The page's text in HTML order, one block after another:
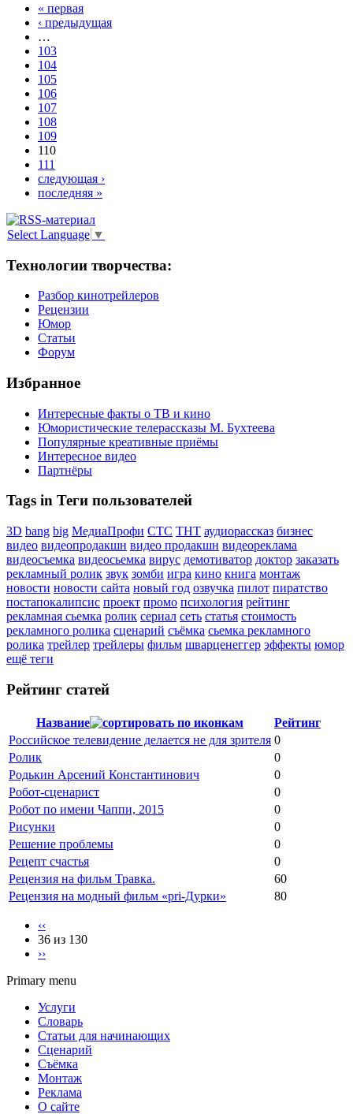
« первая
‹ предыдущая
…
103
104
105
106
107
108
109
110
111
следующая ›
последняя »
Select Language ▼
Технологии творчества:
Разбор кинотрейлеров
Рецензии
Юмор
Статьи
Форум
Избранное
Интересные факты о ТВ и кино
Юмористические телерассказы М. Бухтеева
Популярные креативные приёмы
Интересное видео
Партнёры
Tags in Теги пользователей
3D bang big МедиаПрофи СТС ТНТ аудиорассказ бизнес
видео видеопродакшн видео продакшн видеореклама
видеосъемка видеосьемка вирус демотиватор доктор заказать
рекламный ролик звук зомби игра кино книга монтаж
новости новости сайта новый год озвучка пилот пиратство
постапокалипсис проект промо психология рейтинг
рекламная сьемка ролик сериал сеть статья стоимость
рекламного ролика сценарий съёмка сьемка рекламного
ролика трейлер трейлеры фильм шварценеггер эффекты юмор
ещё теги
Рейтинг статей
Название
Рейтинг
Российское телевидение делается не для зрителя 0
Ролик
0
Родькин Арсений Константинович
0
Робот-сценарист
0
Робот по имени Чаппи, 2015
0
Рисунки
0
Решение проблемы
0
Рецепт счастья
0
Рецензия на фильм Травка.
60
Рецензия на модный фильм «pri-Дурки»
80
‹‹
36 из 130
››
Primary menu
Услуги
Словарь
Статьи для начинающих
Сценарий
Съёмка
Монтаж
Реклама
О сайте